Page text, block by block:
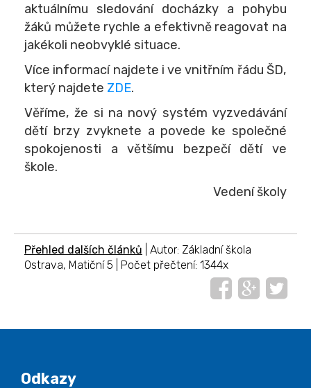
aktuálnímu sledování docházky a pohybu
žáků můžete rychle a efektivně reagovat na
jakékoli neobvyklé situace.
Více informací najdete i ve vnitřním řádu ŠD,
který najdete ZDE.
Věříme, že si na nový systém vyzvedávání
dětí brzy zvyknete a povede ke společné
spokojenosti a většímu bezpečí dětí ve
škole.
Vedení školy
Přehled dalších článků | Autor: Základní škola
Ostrava, Matiční 5 | Počet přečtení: 1344x
Odkazy